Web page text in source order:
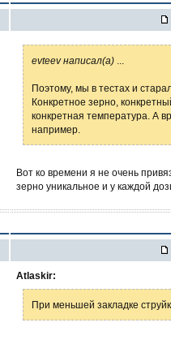
evteev написал(а)
Поэтому, мы в тестах и
Конкретное зерно,
конкретная температура. А
например.
Вот ко времени я не очень
зерно уникальное и у каждой
Atlaskir:
При меньшей закладке